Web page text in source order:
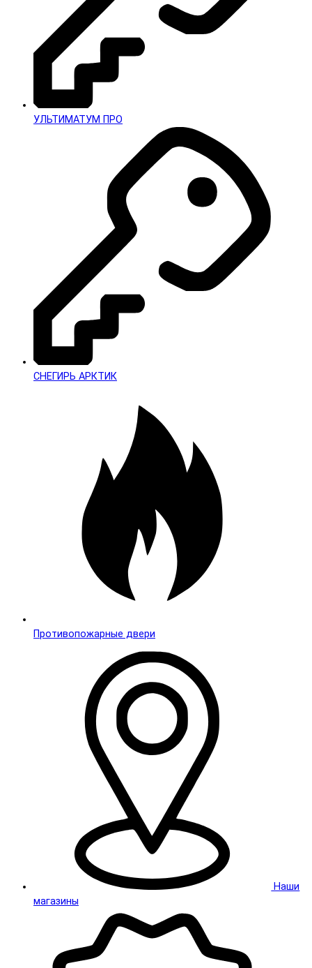
УЛЬТИМАТУМ ПРО
СНЕГИРЬ АРКТИК
Противопожарные двери
Наши
магазины